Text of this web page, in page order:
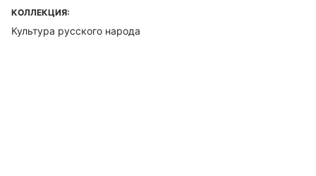
КОЛЛЕКЦИЯ:
Культура русского народа